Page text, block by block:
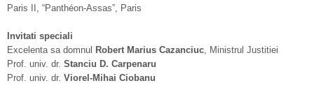
Paris II, “Panthéon-Assas”, Paris
Invitati speciali
Excelenta sa domnul Robert Marius Cazanciuc, Ministrul Justitiei
Prof. univ. dr. Stanciu D. Carpenaru
Prof. univ. dr. Viorel-Mihai Ciobanu